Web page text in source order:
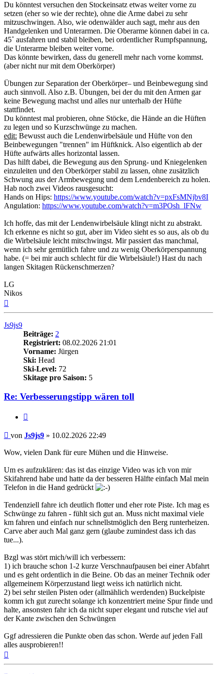
Du könntest versuchen den Stockeinsatz etwas weiter vorne zu
setzen (eher so wie der rechte), ohne die Arme dabei zu sehr
mitzuschwingen. Also, wie odenwälder auch sagt, mehr aus den
Handgelenken und Unterarmen. Die Oberarme können dabei in ca.
45˚ ausfahren und stabil bleiben, bei ordentlicher Rumpfspannung,
die Unterarme bleiben weiter vorne.
Das könnte bewirken, dass du generell mehr nach vorne kommst.
(aber nicht nur mit dem Oberkörper)
Übungen zur Separation der Oberkörper– und Beinbewegung sind
auch sinnvoll. Also z.B. Übungen, bei der du mit den Armen gar
keine Bewegung machst und alles nur unterhalb der Hüfte
stattfindet.
Du könntest mal probieren, ohne Stöcke, die Hände an die Hüften
zu legen und so Kurzschwünge zu machen.
edit: Bewusst auch die Lendenwirbelsäule und Hüfte von den
Beinbewegungen "trennen" im Hüftknick. Also eigentlich ab der
Hüfte aufwärts alles horizontal lassen.
Das hilft dabei, die Bewegung aus den Sprung- und Kniegelenken
einzuleiten und den Oberkörper stabil zu lassen, ohne zusätzlich
Schwung aus der Armbewegung und dem Lendenbereich zu holen.
Hab noch zwei Videos rausgesucht:
Hands on Hips: https://www.youtube.com/watch?v=pxFsMNjbv8I
Angulation: https://www.youtube.com/watch?v=m3POsh_lFNw
Ich hoffe, das mit der Lendenwirbelsäule klingt nicht zu abstrakt.
Ich erkenne es nicht so gut, aber im Video sieht es so aus, als ob du
die Wirbelsäule leicht mitschwingst. Mir passiert das manchmal,
wenn ich sehr gemütlich fahre und zu wenig Oberkörperspannung
habe. (= bei mir auch schlecht für die Wirbelsäule!) Hast du nach
langen Skitagen Rückenschmerzen?
LG
Nikos
Js9js9
Beiträge: 2
Registriert: 08.02.2026 21:01
Vorname: Jürgen
Ski: Head
Ski-Level: 72
Skitage pro Saison: 5
Re: Verbesserungstipp wären toll
Beitrag
von Js9js9 » 10.02.2026 22:49
Wow, vielen Dank für eure Mühen und die Hinweise.
Um es aufzuklären: das ist das einzige Video was ich von mir
Skifahrend habe und hatte da der besseren Hälfte einfach Mal mein
Telefon in die Hand gedrückt
Tendenziell fahre ich deutlich flotter und eher rote Piste. Ich mag es
Schwünge zu fahren - fühlt sich gut an. Muss nicht maximal viele
km fahren und einfach nur schnellstmöglich den Berg runterheizen.
Carve aber auch Mal ganz gern (glaube zumindest dass ich das
tue...).
Bzgl was stört mich/will ich verbessern:
1) ich brauche schon 1-2 kurze Verschnaufpausen bei einer Abfahrt
und es geht ordentlich in die Beine. Ob das an meiner Technik oder
allgemeinem Körperzustand liegt weiss ich natürlich nicht.
2) bei sehr steilen Pisten oder (allmählich werdenden) Buckelpiste
komm ich gut zurecht solange ich konzentriert meine Spur finde und
halte, ansonsten fahr ich da nicht super elegant und rutsche viel auf
der Kante zwischen den Schwüngen
Ggf adressieren die Punkte oben das schon. Werde auf jeden Fall
alles ausprobieren!!